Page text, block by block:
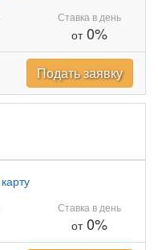
Ставка в день
от0%
Подать заявку
Ставка в день
от0%